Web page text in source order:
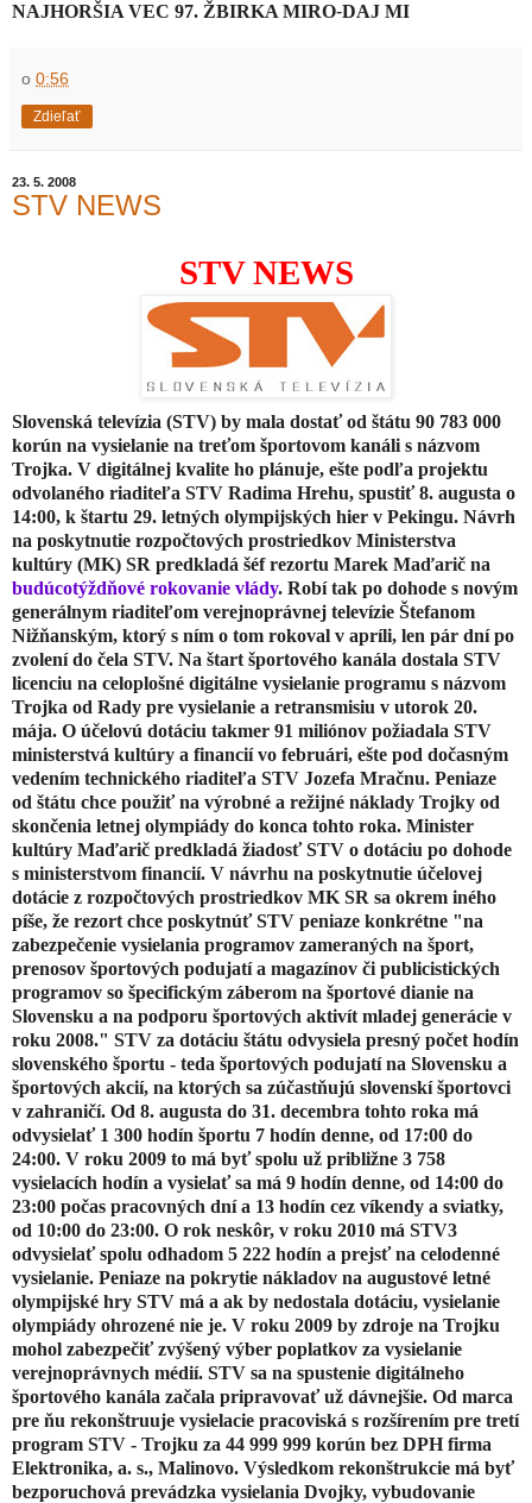
NAJHORŠIA VEC 97. ŽBIRKA MIRO-DAJ MI
o 0:56
Zdieľať
23. 5. 2008
STV NEWS
STV NEWS
Slovenská televízia (STV) by mala dostať od štátu 90 783 000
korún na vysielanie na treťom športovom kanáli s názvom
Trojka. V digitálnej kvalite ho plánuje, ešte podľa projektu
odvolaného riaditeľa STV Radima Hrehu, spustiť 8. augusta o
14:00, k štartu 29. letných olympijských hier v Pekingu. Návrh
na poskytnutie rozpočtových prostriedkov Ministerstva
kultúry (MK) SR predkladá šéf rezortu Marek Maďarič na
budúcotýždňové rokovanie vlády. Robí tak po dohode s novým
generálnym riaditeľom verejnoprávnej televízie Štefanom
Nižňanským, ktorý s ním o tom rokoval v apríli, len pár dní po
zvolení do čela STV. Na štart športového kanála dostala STV
licenciu na celoplošné digitálne vysielanie programu s názvom
Trojka od Rady pre vysielanie a retransmisiu v utorok 20.
mája. O účelovú dotáciu takmer 91 miliónov požiadala STV
ministerstvá kultúry a financií vo februári, ešte pod dočasným
vedením technického riaditeľa STV Jozefa Mračnu. Peniaze
od štátu chce použiť na výrobné a režijné náklady Trojky od
skončenia letnej olympiády do konca tohto roka. Minister
kultúry Maďarič predkladá žiadosť STV o dotáciu po dohode
s ministerstvom financií. V návrhu na poskytnutie účelovej
dotácie z rozpočtových prostriedkov MK SR sa okrem iného
píše, že rezort chce poskytnúť STV peniaze konkrétne "na
zabezpečenie vysielania programov zameraných na šport,
prenosov športových podujatí a magazínov či publicistických
programov so špecifickým záberom na športové dianie na
Slovensku a na podporu športových aktivít mladej generácie v
roku 2008." STV za dotáciu štátu odvysiela presný počet hodín
slovenského športu - teda športových podujatí na Slovensku a
športových akcií, na ktorých sa zúčastňujú slovenskí športovci
v zahraničí. Od 8. augusta do 31. decembra tohto roka má
odvysielať 1 300 hodín športu 7 hodín denne, od 17:00 do
24:00. V roku 2009 to má byť spolu už približne 3 758
vysielacích hodín a vysielať sa má 9 hodín denne, od 14:00 do
23:00 počas pracovných dní a 13 hodín cez víkendy a sviatky,
od 10:00 do 23:00. O rok neskôr, v roku 2010 má STV3
odvysielať spolu odhadom 5 222 hodín a prejsť na celodenné
vysielanie. Peniaze na pokrytie nákladov na augustové letné
olympijské hry STV má a ak by nedostala dotáciu, vysielanie
olympiády ohrozené nie je. V roku 2009 by zdroje na Trojku
mohol zabezpečiť zvýšený výber poplatkov za vysielanie
verejnoprávnych médií. STV sa na spustenie digitálneho
športového kanála začala pripravovať už dávnejšie. Od marca
pre ňu rekonštruuje vysielacie pracoviská s rozšírením pre tretí
program STV - Trojku za 44 999 999 korún bez DPH firma
Elektronika, a. s., Malinovo. Výsledkom rekonštrukcie má byť
bezporuchová prevádzka vysielania Dvojky, vybudovanie